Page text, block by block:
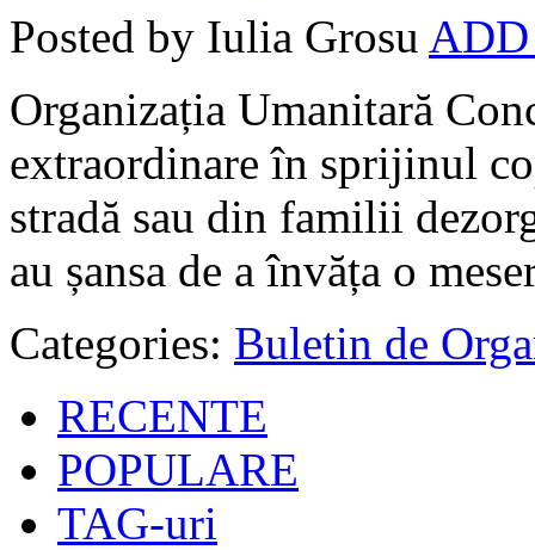
Posted by Iulia Grosu
Organizația Umanitară
extraordinare în sprijinul
stradă sau din familii
au șansa de a învăța o
Categories: Buletin de
RECENTE
POPULARE
TAG-uri